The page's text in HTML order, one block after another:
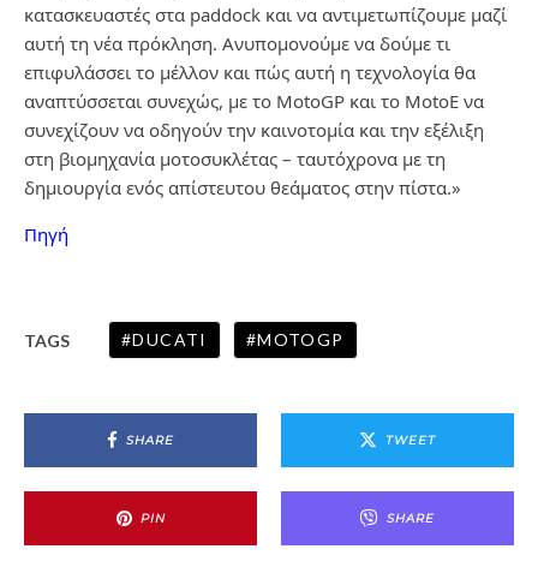
κατασκευαστές στα paddock και να αντιμετωπίζουμε μαζί
αυτή τη νέα πρόκληση. Ανυπομονούμε να δούμε τι
επιφυλάσσει το μέλλον και πώς αυτή η τεχνολογία θα
αναπτύσσεται συνεχώς, με το MotoGP και το MotoE να
συνεχίζουν να οδηγούν την καινοτομία και την εξέλιξη
στη βιομηχανία μοτοσυκλέτας – ταυτόχρονα με τη
δημιουργία ενός απίστευτου θεάματος στην πίστα.»
Πηγή
TAGS DUCATI MOTOGP
SHARE TWEET
PIN SHARE